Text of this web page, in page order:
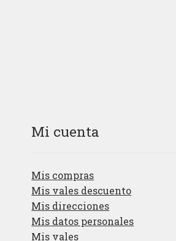
Mi cuenta
Mis compras
Mis vales descuento
Mis direcciones
Mis datos personales
Mis vales